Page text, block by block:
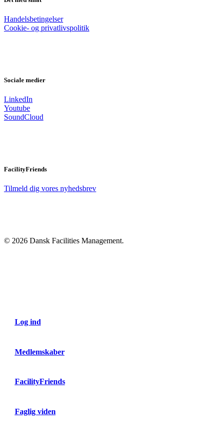
Handelsbetingelser
Cookie- og privatlivspolitik
Sociale medier
LinkedIn
Youtube
SoundCloud
FacilityFriends
Tilmeld dig vores nyhedsbrev
© 2026 Dansk Facilities Management.
Log ind
Medlemskaber
FacilityFriends
Faglig viden